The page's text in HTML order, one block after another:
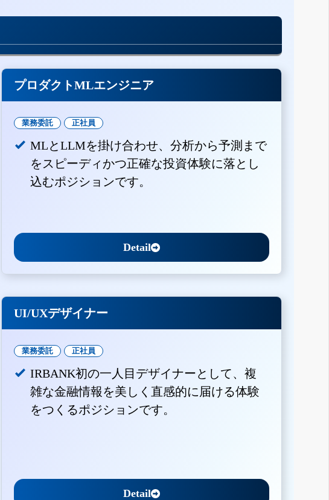
プロダクトMLエンジニア
業務委託 正社員
MLとLLMを掛け合わせ、分析から予測まで
をスピーディかつ正確な投資体験に落とし
込むポジションです。
Detail
UI/UXデザイナー
業務委託 正社員
IRBANK初の一人目デザイナーとして、複
雑な金融情報を美しく直感的に届ける体験
をつくるポジションです。
Detail